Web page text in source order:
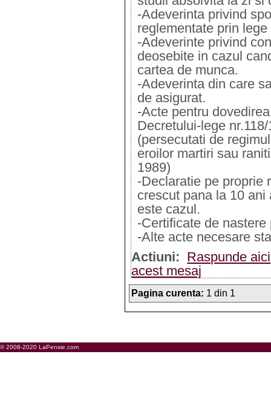
-Adeverinta privind
reglementate prin lege
-Adeverinte privind
deosebite in cazul
cartea de munca.
-Adeverinta din care
de asigurat.
-Acte pentru
Decretului-lege
(persecutati de
eroilor martiri sau
1989)
-Declaratie pe proprie
crescut pana la 10
este cazul.
-Certificate de
-Alte acte necesare
Actiuni: Raspunde aici
acest mesaj
Pagina curenta: 1 din 1
© 2008-2020 LaPensie.com